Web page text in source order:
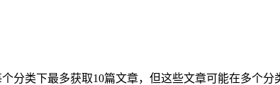
分类下最多获取10篇文章，但这些文章可能在多个分